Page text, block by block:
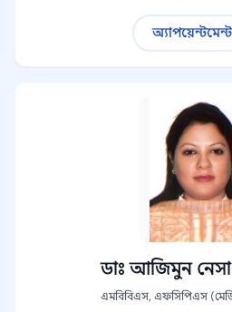
ডাঃ আজিমুন
এমবিবিএস, এফসিপিএস